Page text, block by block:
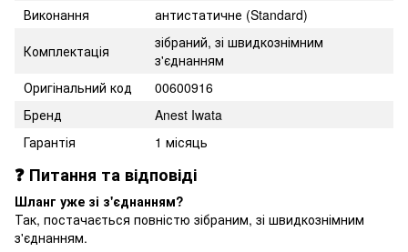
Виконання
антистатичне (Standard)
Комплектація
зібраний, зі швидкознімним
з'єднанням
Оригінальний код
00600916
Бренд
Anest Iwata
Гарантія
1 місяць
❓ Питання та відповіді
Шланг уже зі з'єднанням?
Так, постачається повністю зібраним, зі швидкознімним
з'єднанням.